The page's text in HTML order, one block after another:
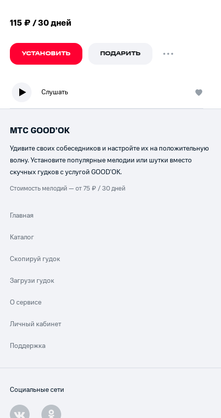
115 ₽ / 30 дней
УСТАНОВИТЬ ПОДАРИТЬ
Слушать
МТС GOOD’OK
Удивите своих собеседников и настройте их на положительную
волну. Установите популярные мелодии или шутки вместо
скучных гудков с услугой GOOD’OK.
Стоимость мелодий — от 75 ₽ / 30 дней
Главная
Каталог
Скопируй гудок
Загрузи гудок
О сервисе
Личный кабинет
Поддержка
Социальные сети